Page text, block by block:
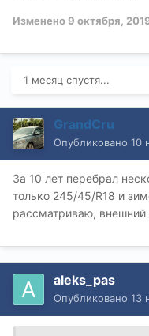
Изменено9 октября,
1 месяц спустя...
GrandCru
Опубликовано 10
За 10 лет перебрал
только 245/45/R18 и
рассматриваю, внешний
aleks_pas
Опубликовано 13